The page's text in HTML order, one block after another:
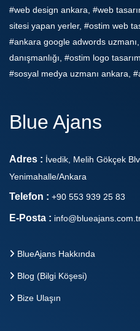
#web design ankara, #web
sitesi yapan yerler, #ostim web
#ankara google adwords
danışmanlığı, #ostim logo
#sosyal medya uzmanı ankara,
Blue Ajans
Adres : İvedik, Melih Gökçek
Yenimahalle/Ankara
Telefon : +90 553 939 25 83
E-Posta :
BlueAjans Hakkında
Blog (Bilgi Köşesi)
Bize Ulaşın